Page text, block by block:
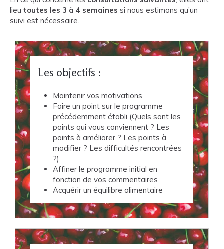
lieu toutes les 3 à 4 semaines si nous estimons qu’un
suivi est nécessaire.
Les objectifs :
Maintenir vos motivations
Faire un point sur le programme
précédemment établi (Quels sont les
points qui vous conviennent ? Les
points à améliorer ? Les points à
modifier ? Les difficultés rencontrées
?)
Affiner le programme initial en
fonction de vos commentaires
Acquérir un équilibre alimentaire